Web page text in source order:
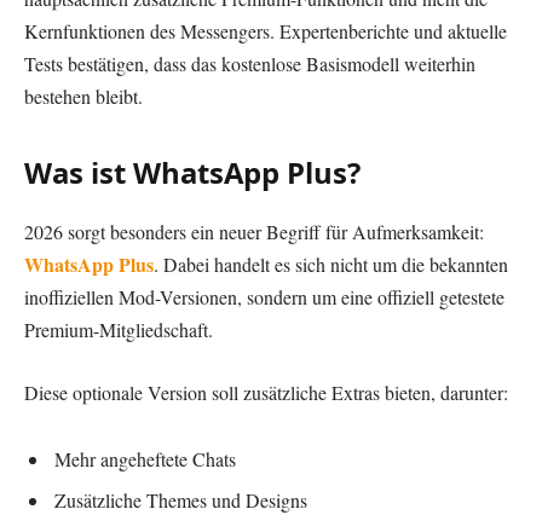
Kernfunktionen des Messengers. Expertenberichte und aktuelle
Tests bestätigen, dass das kostenlose Basismodell weiterhin
bestehen bleibt.
Was ist WhatsApp Plus?
2026 sorgt besonders ein neuer Begriff für Aufmerksamkeit:
WhatsApp Plus. Dabei handelt es sich nicht um die bekannten
inoffiziellen Mod-Versionen, sondern um eine offiziell getestete
Premium-Mitgliedschaft.
Diese optionale Version soll zusätzliche Extras bieten, darunter:
Mehr angeheftete Chats
Zusätzliche Themes und Designs